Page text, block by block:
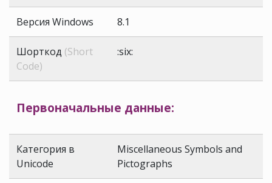
Версия Windows 8.1
Шорткод (Short
Code)
:six:
Первоначальные данные:
Категория в
Unicode
Miscellaneous Symbols and
Pictographs